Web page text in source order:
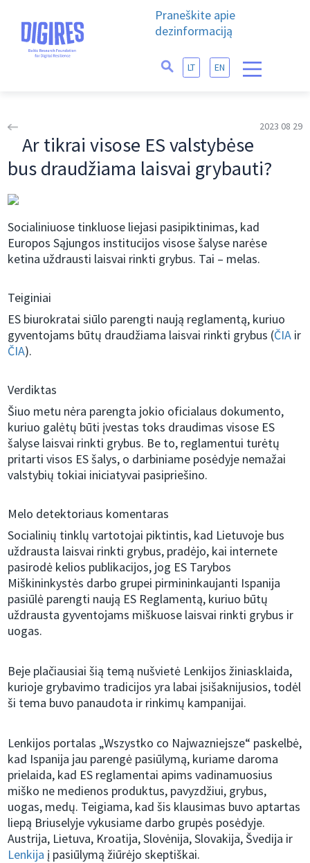
Praneškite apie
dezinformaciją
LT EN
2023 08 29
Ar tikrai visose ES valstybėse
bus draudžiama laisvai grybauti?
Socialiniuose tinkluose liejasi pasipiktinimas, kad
Europos Sąjungos institucijos visose šalyse narėse
ketina uždrausti laisvai rinkti grybus. Tai – melas.
Teiginiai
ES biurokratai siūlo parengti naują reglamentą, kuriuo
gyventojams būtų draudžiama laisvai rinkti grybus (ČIA ir
ČIA).
Verdiktas
Šiuo metu nėra parengta jokio oficialaus dokumento,
kuriuo galėtų būti įvestas toks draudimas visose ES
šalyse laisvai rinkti grybus. Be to, reglamentui turėtų
pritarti visos ES šalys, o darbiniame posėdyje nemažai
valstybių tokiai iniciatyvai pasipriešino.
Melo detektoriaus komentaras
Socialinių tinklų vartotojai piktintis, kad Lietuvoje bus
uždrausta laisvai rinkti grybus, pradėjo, kai internete
pasirodė kelios publikacijos, jog ES Tarybos
Miškininkystės darbo grupei pirmininkaujanti Ispanija
pasiūlė parengti naują ES Reglamentą, kuriuo būtų
uždrausta gyventojams miškuose laisvai rinkti grybus ir
uogas.
Beje plačiausiai šią temą nušvietė Lenkijos žiniasklaida,
kurioje grybavimo tradicijos yra labai įsišaknijusios, todėl
ši tema buvo panaudota ir rinkimų kampanijai.
Lenkijos portalas „Wszystko co Najwazniejsze“ paskelbė,
kad Ispanija jau parengė pasiūlymą, kuriame daroma
prielaida, kad ES reglamentai apims vadinamuosius
miško ne medienos produktus, pavyzdžiui, grybus,
uogas, medų. Teigiama, kad šis klausimas buvo aptartas
liepą Briuselyje vykusiame darbo grupės posėdyje.
Austrija, Lietuva, Kroatija, Slovėnija, Slovakija, Švedija ir
Lenkija į pasiūlymą žiūrėjo skeptiškai.